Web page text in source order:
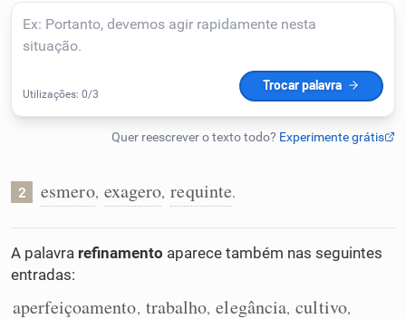
Corrigir Texto
Detector de IA
Humanizador de IA
Cata-letras
2 esmero, exagero, requinte.
A palavra refinamento aparece também nas seguintes
entradas:
aperfeiçoamento, trabalho, elegância, cultivo,